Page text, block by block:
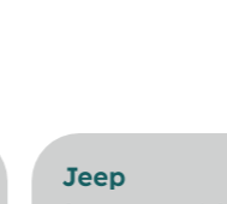
Jeep
BMW